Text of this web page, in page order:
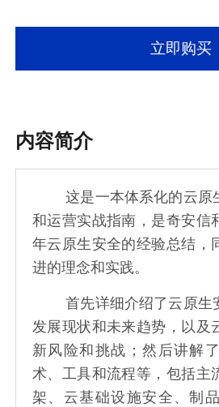
立即购买
内容简介
这是一本体系化的云原
和运营实战指南，是奇安信
年云原生安全的经验总结，
进的理念和实践。
首先详细介绍了云原生安
发展现状和未来趋势，以及
新风险和挑战；然后讲解
术、工具和流程等，包括主
架、云基础设施安全、制